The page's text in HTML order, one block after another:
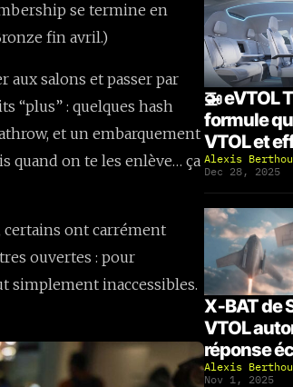
se termine en
fin avril.)
aux salons et passer par
“plus” : quelques hash
et un embarquement
quand on te les enlève… ça
certains ont carrément
ouvertes : pour
simplement inaccessibles.
🚁 eVTOL
formule
VTOL et
Alexis
Dec 28, 2025
X‑BAT de
VTOL
réponse
Alexis
Nov 1, 2025